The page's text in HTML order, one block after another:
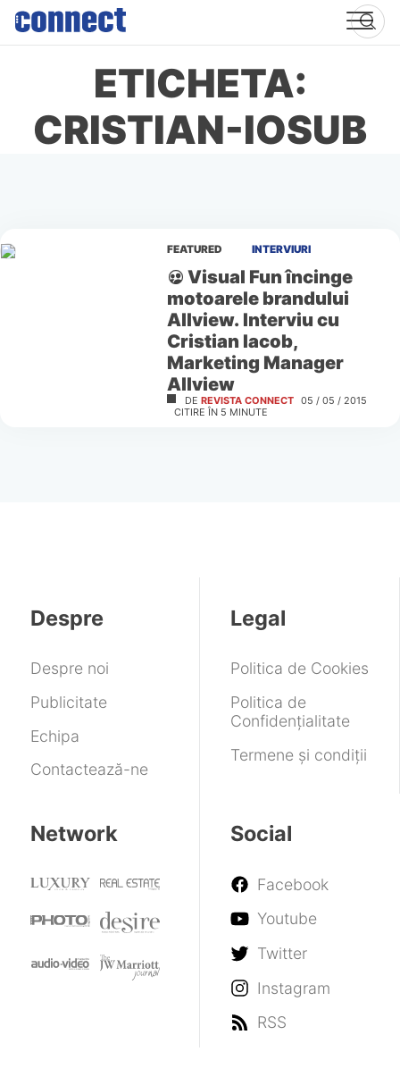
Skip
content
ETICHETA:
CRISTIAN-IOSUB
FEATURED INTERVIURI
Visual Fun încinge
motoarele brandului
Allview. Interviu cu
Cristian Iacob,
Marketing Manager
Allview
DE REVISTA CONNECT 05 / 05 / 2015
CITIRE ÎN 5 MINUTE
Despre
Despre noi
Publicitate
Echipa
Contactează-ne
Legal
Politica de Cookies
Politica de
Confidențialitate
Termene și condiții
Network Social
Facebook
Youtube
Twitter
Instagram
RSS